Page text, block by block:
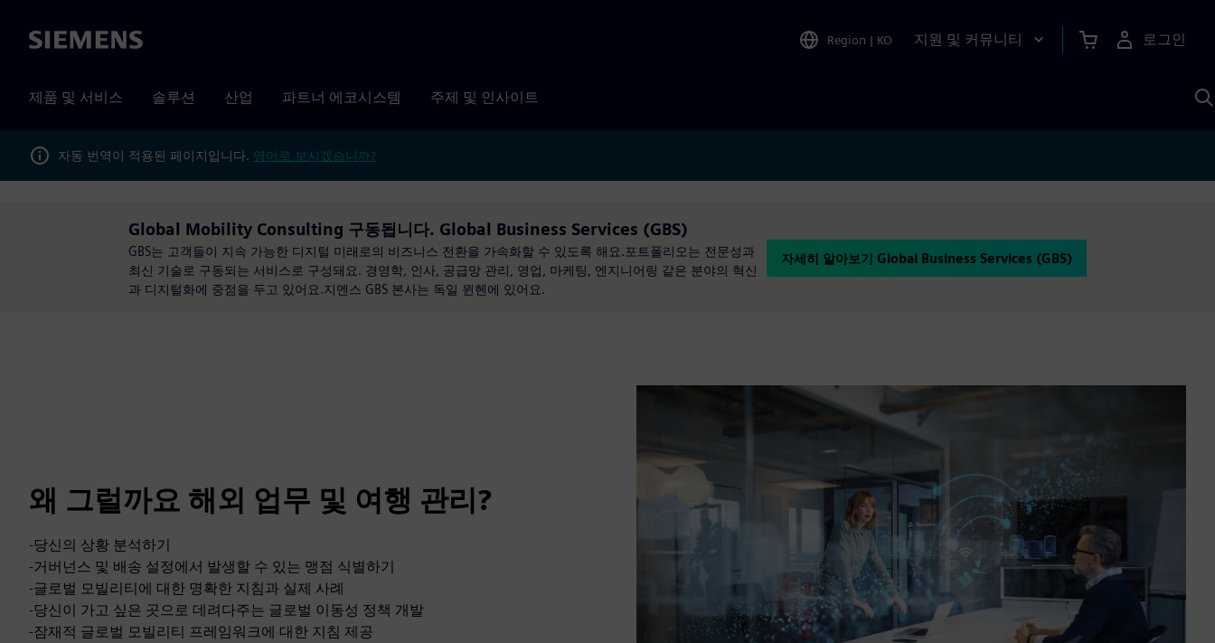
Siemens Region | KO 지원 및 커뮤니티 로그인
제품 및 서비스 솔루션 산업 파트너 에코시스템 주제 및 인사이트
자동 번역이 적용된 페이지입니다. 영어로 보시겠습니까?
Global Mobility Consulting 구동됩니다. Global Business Services (GBS)
GBS는 고객들이 지속 가능한 디지털 미래로의 비즈니스 전환을 가속화할 수 있도록 해요.포트폴리오는 전문성과
최신 기술로 구동되는 서비스로 구성돼요. 경영학, 인사, 공급망 관리, 영업, 마케팅, 엔지니어링 같은 분야의 혁신
과 디지털화에 중점을 두고 있어요.지멘스 GBS 본사는 독일 뮌헨에 있어요.
자세히 알아보기 Global Business Services (GBS)
왜 그럴까요 해외 업무 및 여행 관리?
-당신의 상황 분석하기
-거버넌스 및 배송 설정에서 발생할 수 있는 맹점 식별하기
-글로벌 모빌리티에 대한 명확한 지침과 실제 사례
-당신이 가고 싶은 곳으로 데려다주는 글로벌 이동성 정책 개발
-잠재적 글로벌 모빌리티 프레임워크에 대한 지침 제공